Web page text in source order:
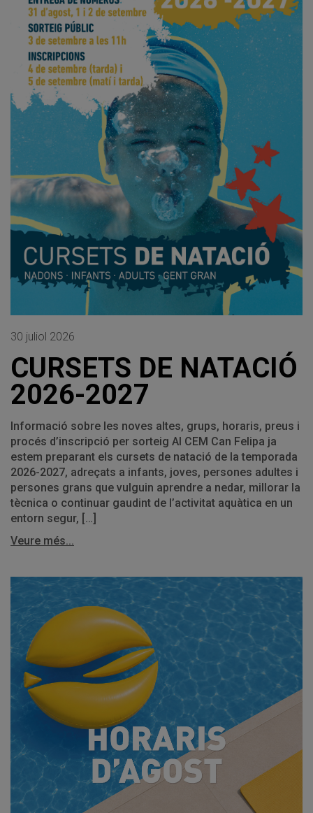
30 juliol 2026
CURSETS DE NATACIÓ
2026-2027
Informació sobre les noves altes, grups, horaris, preus i
procés d’inscripció per sorteig Al CEM Can Felipa ja
estem preparant els cursets de natació de la temporada
2026-2027, adreçats a infants, joves, persones adultes i
persones grans que vulguin aprendre a nedar, millorar la
tècnica o continuar gaudint de l’activitat aquàtica en un
entorn segur, […]
Veure més...